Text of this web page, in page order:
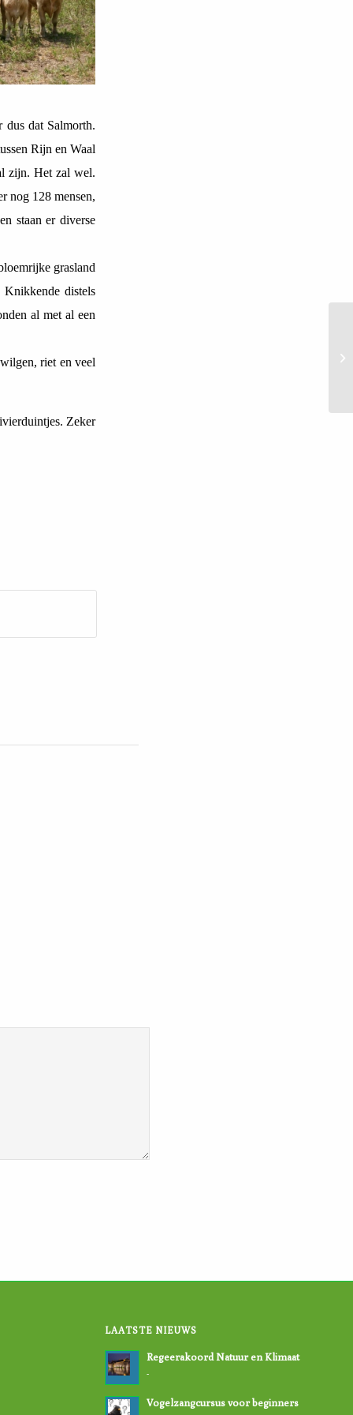
dat Salmorth.
Rijn en Waal
zijn. Het zal wel.
nog 128 mensen,
staan er diverse
grasland
Knikkende distels
al met al een
riet en veel
Zeker
LAATSTE NIEUWS
Regeerakoord Natuur en Klimaat
-
Vogelzangcursus voor beginners